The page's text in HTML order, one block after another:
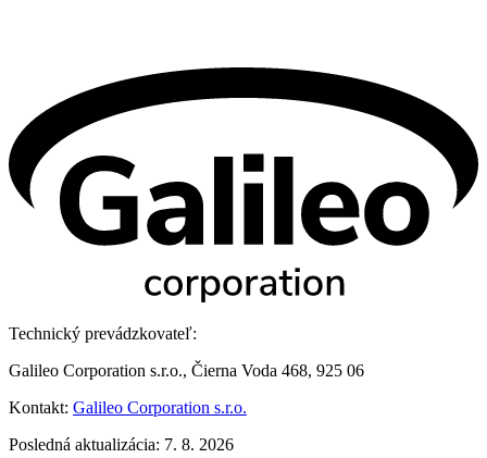
Technický prevádzkovateľ:
Galileo Corporation s.r.o., Čierna Voda 468, 925 06
Kontakt: Galileo Corporation s.r.o.
Posledná aktualizácia: 7. 8. 2026